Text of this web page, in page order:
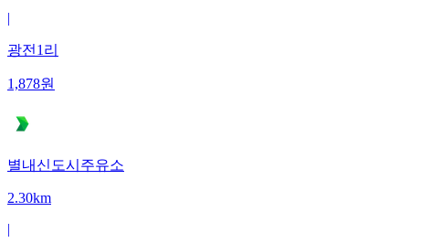
|
광전1리
1,878원
별내신도시주유소
2.30km
|